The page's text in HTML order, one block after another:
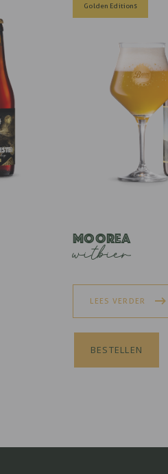
Golden Editions
Moorea
witbier
LEES VERDER